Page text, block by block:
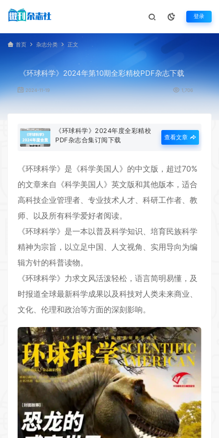
登录
首页 杂志分类 正文
《环球科学》2024年第10期全彩精校PDF杂志下载
2024-11-19 1,706
《环球科学》2024年度全彩精校
PDF杂志合集订阅下载
查看文章
《环球科学》是《科学美国人》的中文版，超过70%
的文章来自《科学美国人》英文版和其他版本，适合
高科技企业管理者、专业技术人才、科研工作者、教
师、以及所有科学爱好者阅读。
《环球科学》是一本以普及科学知识、培育民族科学
精神为宗旨，以立足中国、人文视角、实用导向为编
辑方针的科普读物。
《环球科学》力求文风活泼轻松，语言简明易懂，及
时报道全球最新科学成果以及科技对人类未来商业、
文化、伦理和政治等方面的深刻影响。